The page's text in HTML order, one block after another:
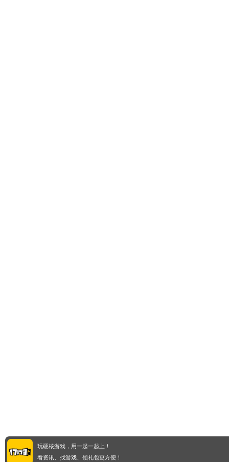
玩硬核游戏，用一起一起上！
看资讯、找游戏、领礼包更方便！